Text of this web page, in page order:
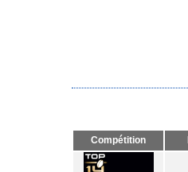
Compétition